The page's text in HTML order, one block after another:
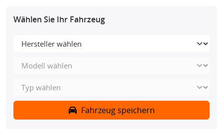
Wählen Sie Ihr Fahrzeug
Fahrzeug speichern